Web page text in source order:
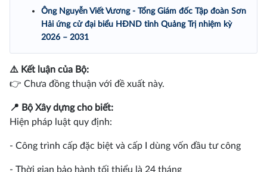
Ông Nguyễn Viết Vương - Tổng Giám đốc Tập đoàn Sơn
Hải ứng cử đại biểu HĐND tỉnh Quảng Trị nhiệm kỳ
2026 – 2031
⚠️ Kết luận của Bộ:
👉 Chưa đồng thuận với đề xuất này.
📍 Bộ Xây dựng cho biết:
Hiện pháp luật quy định:
- Công trình cấp đặc biệt và cấp I dùng vốn đầu tư công
- Thời gian bảo hành tối thiểu là 24 tháng